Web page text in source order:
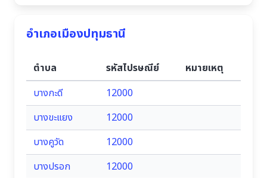
อำเภอเมืองปทุมธานี
ตำบล รหัสไปรษณีย์
หมายเหตุ
บางกะดี
12000
บางขะแยง
12000
บางคูวัด
12000
บางปรอก
12000